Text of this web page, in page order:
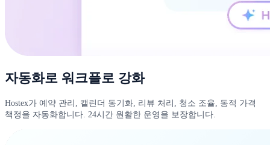
자동화로 워크플로 강화
Hostex가 예약 관리, 캘린더 동기화, 리뷰 처리, 청소 조율, 동적 가격
책정을 자동화합니다. 24시간 원활한 운영을 보장합니다.